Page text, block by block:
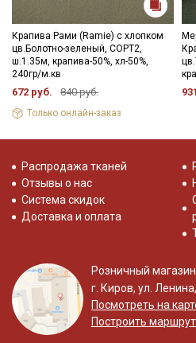
Крапива Рами (Ramie) с хлопком
цв.Болотно-зеленый, СОРТ2,
ш.1.35м, крапива-50%, хл-50%,
240гр/м.кв
672 руб. 840 руб.
Только онлайн-заказ
Распродажа тканей
Отзывы о нас
Система скидок
Доставка и оплата
Розничный
г. Киров, ул.
Посмотреть на
Построить маршрут